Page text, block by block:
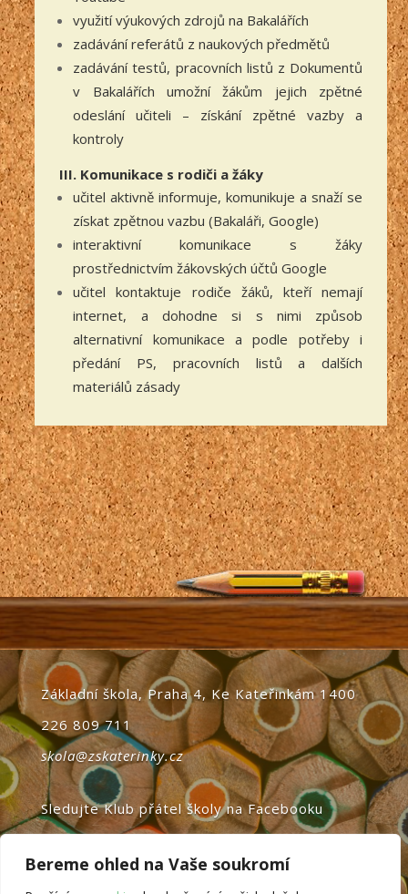
Bereme ohled na Vaše soukromí
využití výukových zdrojů na Bakalářích
zadávání referátů z naukových předmětů
zadávání testů, pracovních listů z Dokumentů
v Bakalářích umožní žákům jejich zpětné
odeslání učiteli – získání zpětné vazby a
kontroly
III. Komunikace s rodiči a žáky
učitel aktivně informuje, komunikuje a snaží se
získat zpětnou vazbu (Bakaláři, Google)
interaktivní komunikace s žáky
prostřednictvím žákovských účtů Google
učitel kontaktuje rodiče žáků, kteří nemají
internet, a dohodne si s nimi způsob
alternativní komunikace a podle potřeby i
předání PS, pracovních listů a dalších
materiálů zásady
Základní škola, Praha 4, Ke Kateřinkám 1400
226 809 711
skola@zskaterinky.cz
Sledujte Klub přátel školy na Facebooku
domovská stránka